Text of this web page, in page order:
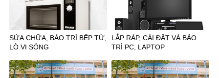
SỬA CHỮA, BẢO TRÌ BẾP TỪ,
LÒ VI SÓNG
LẮP RÁP, CÀI ĐẶT VÀ BẢO
TRÌ PC, LAPTOP